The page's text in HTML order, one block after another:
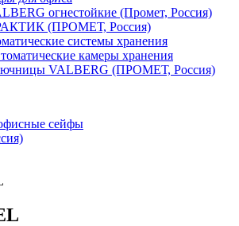
огнестойкие (Промет, Россия)
(ПРОМЕТ, Россия)
системы хранения
камеры хранения
VALBERG (ПРОМЕТ, Россия)
сейфы